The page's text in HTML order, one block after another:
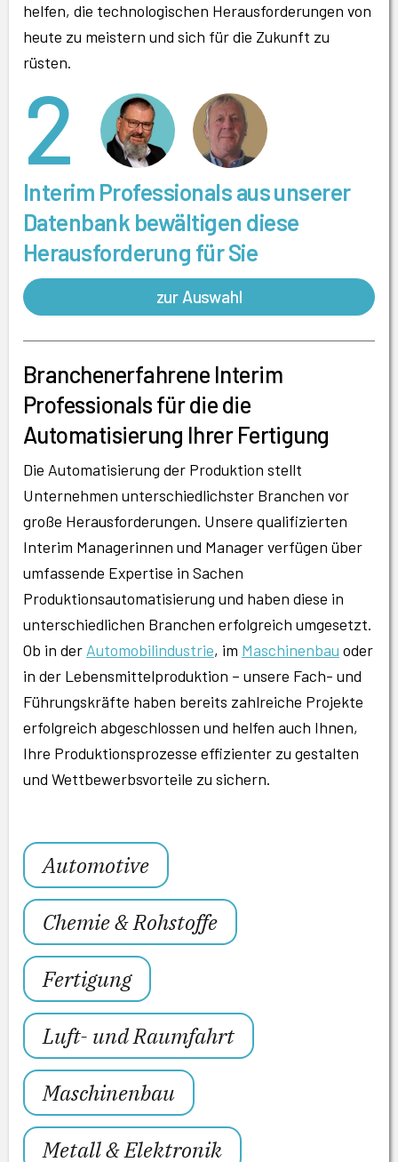
helfen, die technologischen Herausforderungen von
heute zu meistern und sich für die Zukunft zu
rüsten.
2
Interim Professionals aus unserer
Datenbank bewältigen diese
Herausforderung für Sie
zur Auswahl
Branchenerfahrene Interim
Professionals für die die
Automatisierung Ihrer Fertigung
Die Automatisierung der Produktion stellt
Unternehmen unterschiedlichster Branchen vor
große Herausforderungen. Unsere qualifizierten
Interim Managerinnen und Manager verfügen über
umfassende Expertise in Sachen
Produktionsautomatisierung und haben diese in
unterschiedlichen Branchen erfolgreich umgesetzt.
Ob in der Automobilindustrie, im Maschinenbau oder
in der Lebensmittelproduktion – unsere Fach- und
Führungskräfte haben bereits zahlreiche Projekte
erfolgreich abgeschlossen und helfen auch Ihnen,
Ihre Produktionsprozesse effizienter zu gestalten
und Wettbewerbsvorteile zu sichern.
Automotive
Chemie & Rohstoffe
Fertigung
Luft- und Raumfahrt
Maschinenbau
Metall & Elektronik